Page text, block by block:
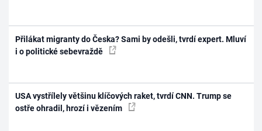
Přilákat migranty do Česka? Sami by odešli, tvrdí expert. Mluví
i o politické sebevraždě
USA vystřílely většinu klíčových raket, tvrdí CNN. Trump se
ostře ohradil, hrozí i vězením